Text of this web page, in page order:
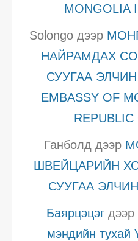
MONGOLIA
Solongo дээр
НАЙРАМДАХ
СУУГАА
EMBASSY OF
Ганболд дээр
ШВЕЙЦАРИЙН
СУУГАА
Баярцэцэгдээр
мэндийн